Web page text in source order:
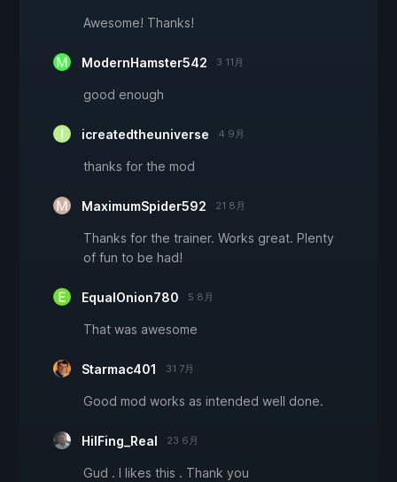
Awesome! Thanks!
ModernHamster542 3 11月
good enough
icreatedtheuniverse 4 9月
thanks for the mod
MaximumSpider592 21 8月
Thanks for the trainer. Works great. Plenty
of fun to be had!
EqualOnion780 5 8月
That was awesome
Starmac401 31 7月
Good mod works as intended well done.
HilFing_Real 23 6月
Gud . I likes this . Thank you